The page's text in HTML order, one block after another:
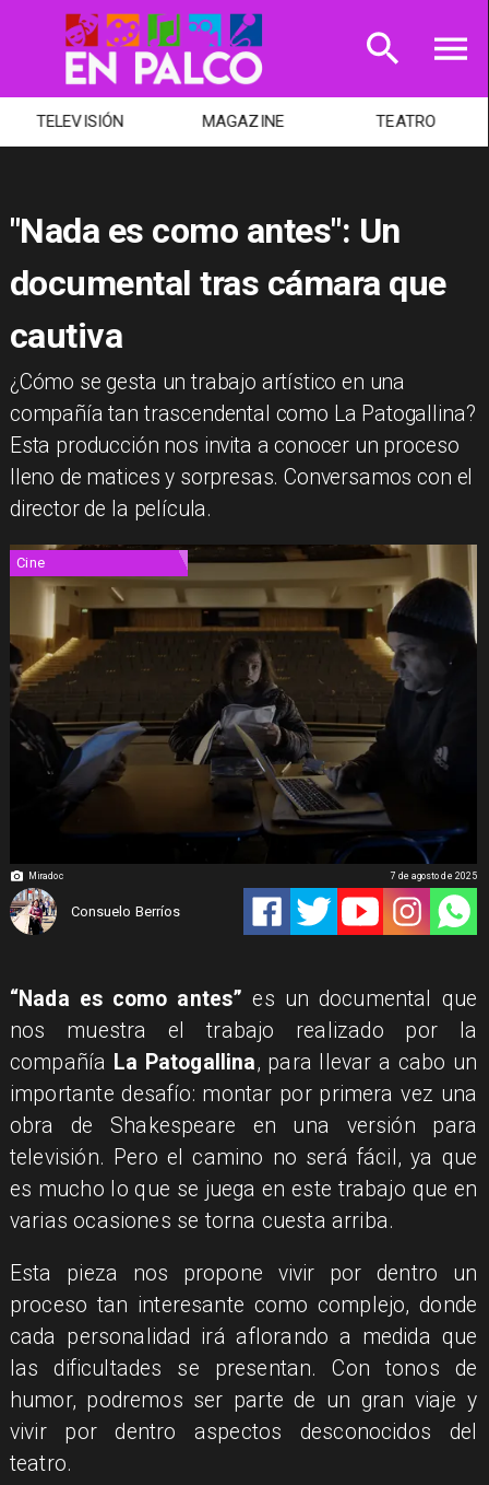
TELEVISIÓN MAGAZINE TEATRO
"Nada es como antes": Un
documental tras cámara que
cautiva
¿Cómo se gesta un trabajo artístico en una
compañía tan trascendental como La Patogallina?
Esta producción nos invita a conocer un proceso
lleno de matices y sorpresas. Conversamos con el
director de la película.
Miradoc
Cine
Consuelo Berríos
7 de agosto de 2025
“Nada es como antes” es un documental que
nos muestra el trabajo realizado por la
compañía La Patogallina, para llevar a cabo un
importante desafío: montar por primera vez una
obra de Shakespeare en una versión para
televisión. Pero el camino no será fácil, ya que
es mucho lo que se juega en este trabajo que en
varias ocasiones se torna cuesta arriba.
Esta pieza nos propone vivir por dentro un
proceso tan interesante como complejo, donde
cada personalidad irá aflorando a medida que
las dificultades se presentan. Con tonos de
humor, podremos ser parte de un gran viaje y
vivir por dentro aspectos desconocidos del
teatro.